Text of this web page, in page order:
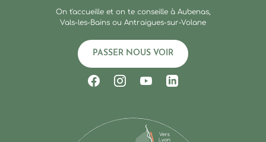
On t'accueille et on te conseille à Aubenas,
Vals-les-Bains ou Antraigues-sur-Volane
PASSER NOUS VOIR
Suivez-nous sur Facebook
Suivez-nous sur Instagram
Suivez-nous sur
Suivez-nous sur